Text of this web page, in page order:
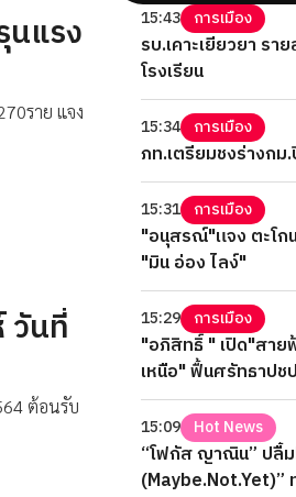
นแรง
ราย แจง
วันที่
ต้อนรับ
15:43 การเมือง
รบ.เคาะเยียวยา ร
โรงเรียน
15:34 การเมือง
ภท.เตรียมชงร่างก
15:31 การเมือง
"อนุสรณ์"แจง ตะโก
"มิน อ่อง ไลง์"
15:29 การเมือง
"อภิสิทธิ์ " เปิด"สาย
เหนือ" ฟื้นศรัทธาปช
15:09 Hot News
“โฟกัส ญาณิน” ปลื้ม
(Maybe.Not.Yet)”